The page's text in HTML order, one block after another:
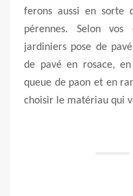
ferons aussi en sorte
pérennes. Selon vos
jardiniers pose de
de pavé en rosace,
queue de paon et en
choisir le matériau qui